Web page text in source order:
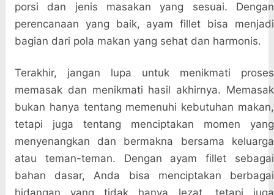
porsi dan jenis masakan yang sesuai. Dengan
perencanaan yang baik, ayam fillet bisa menjadi
bagian dari pola makan yang sehat dan harmonis.
Terakhir, jangan lupa untuk menikmati proses
memasak dan menikmati hasil akhirnya. Memasak
bukan hanya tentang memenuhi kebutuhan makan,
tetapi juga tentang menciptakan momen yang
menyenangkan dan bermakna bersama keluarga
atau teman-teman. Dengan ayam fillet sebagai
bahan dasar, Anda bisa menciptakan berbagai